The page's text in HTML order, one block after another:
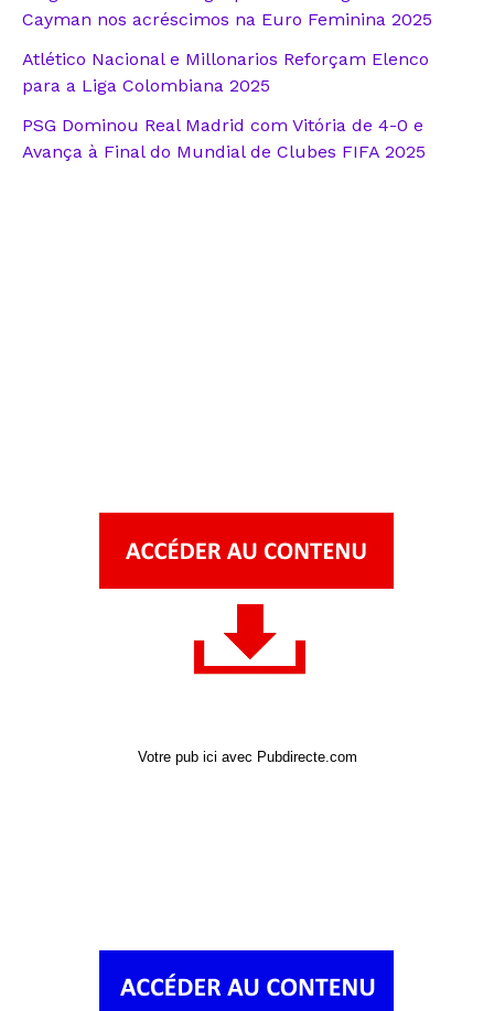
Cayman nos acréscimos na Euro Feminina 2025
Atlético Nacional e Millonarios Reforçam Elenco
para a Liga Colombiana 2025
PSG Dominou Real Madrid com Vitória de 4-0 e
Avança à Final do Mundial de Clubes FIFA 2025
Votre pub ici avec Pubdirecte.com